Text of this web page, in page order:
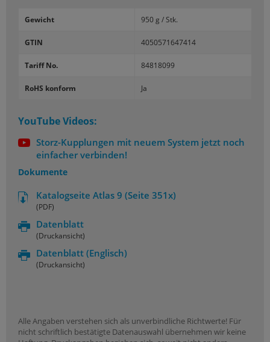
Gewicht 950 g / Stk.
GTIN 4050571647414
Tariff No. 84818099
RoHS konform Ja
YouTube Videos:
Storz-Kupplungen mit neuem System jetzt noch
einfacher verbinden!
Dokumente
Katalogseite Atlas 9 (Seite 351x)
(PDF)
Datenblatt
(Druckansicht)
Datenblatt (Englisch)
(Druckansicht)
Alle Angaben verstehen sich als unverbindliche Richtwerte! Für
nicht schriftlich bestätigte Datenauswahl übernehmen wir keine